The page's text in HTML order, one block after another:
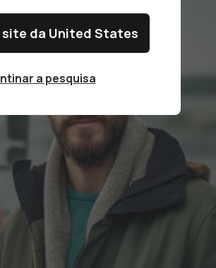
site da United States
a pesquisa